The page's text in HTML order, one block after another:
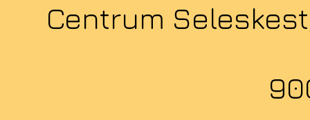
Centrum